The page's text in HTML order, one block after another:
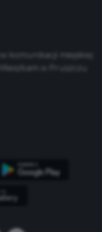
komunikacji miejskiej
w Pruszczu